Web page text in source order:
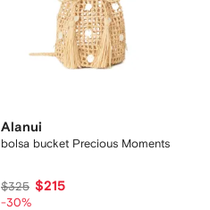
Alanui
bolsa bucket Precious Moments
$325 $215
-30%